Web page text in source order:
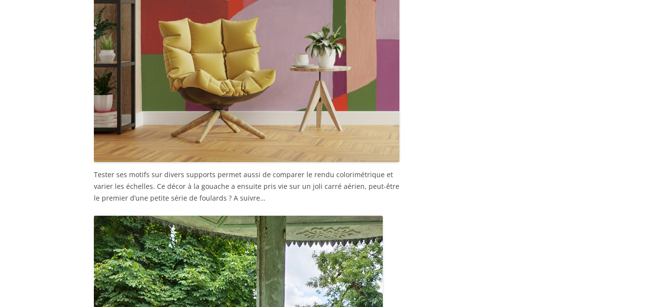
Tester ses motifs sur divers supports permet aussi de comparer le rendu colorimétrique et
varier les échelles. Ce décor à la gouache a ensuite pris vie sur un joli carré aérien, peut-être
le premier d’une petite série de foulards ? A suivre…